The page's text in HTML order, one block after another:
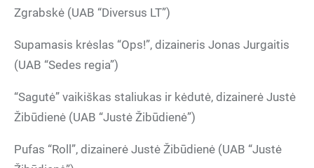
Zgrabskė (UAB “Diversus LT”)
Supamasis krėslas “Ops!”, dizaineris Jonas Jurgaitis
(UAB “Sedes regia”)
“Sagutė” vaikiškas staliukas ir kėdutė, dizainerė Justė
Žibūdienė (UAB “Justė Žibūdienė”)
Pufas “Roll”, dizainerė Justė Žibūdienė (UAB “Justė